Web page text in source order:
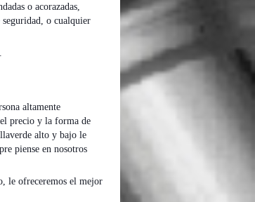
o acorazadas,
o cualquier
altamente
precio y la forma de
alto y bajo le
piense en nosotros
le ofreceremos el mejor